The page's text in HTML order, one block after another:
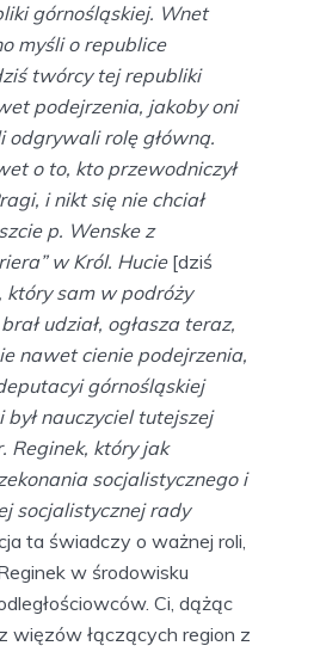
górnośląskiej. Wnet
myśli o republice
twórcy tej republiki
podejrzenia, jakoby oni
odgrywali rolę główną.
o to, kto przewodniczył
i nikt się nie chciał
p. Wenske z
w Król. Hucie[dziś
, który sam w podróży
udział, ogłasza teraz,
nawet cienie podejrzenia,
górnośląskiej
nauczyciel tutejszej
Reginek, który jak
socjalistycznego i
socjalistycznej rady
ta świadczy o ważnej roli,
w środowisku
Ci, dążąc
więzów łączących region z